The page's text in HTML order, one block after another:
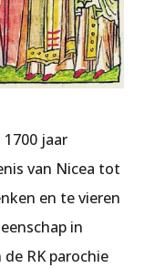
jaar
van Nicea tot
en te vieren
in
RK parochie